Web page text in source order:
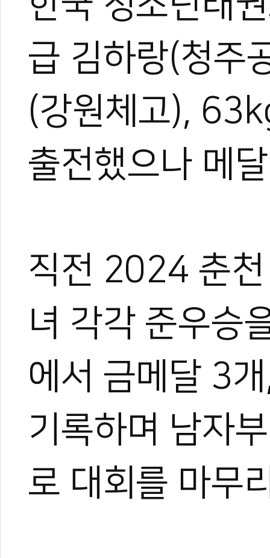
급 김하랑(청주
(강원체고),
출전했으나 메
직전 2024 춘
녀 각각 준우승
에서 금메달 3
기록하며 남자
로 대회를 마무